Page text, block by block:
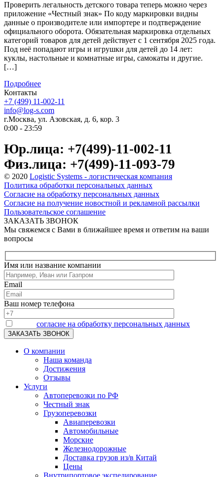
Проверить легальность детского товара теперь можно через
приложение «Честный знак» По коду маркировки видны
данные о производителе или импортере и подтверждение
официального оборота. Обязательная маркировка отдельных
категорий товаров для детей действует с 1 сентября 2025 года.
Под неё попадают игры и игрушки для детей до 14 лет:
куклы, настольные и комнатные игры, самокаты и другие.
[…]
Подробнее
Контакты
+7 (499) 11-002-11
info@log-s.com
г.Москва, ул. Азовская, д. 6, кор. 3
0:00 - 23:59
Юр.лица: +7(499)-11-002-11
Физ.лица: +7(499)-11-093-79
© 2020 Logistic Systems - логистическая компания
Политика обработки персональных данных
Согласие на обработку персональных данных
Согласие на получение новостной и рекламной рассылки
Пользовательское соглашение
ЗАКАЗАТЬ ЗВОНОК
Мы свяжемся с Вами в ближайшее время и ответим на ваши
вопросы
Имя или название компании
Email
Ваш номер телефона
согласие на обработку персональных данных
О компании
Наша команда
Достижения
Отзывы
Услуги
Автоперевозки по РФ
Честный знак
Грузоперевозки
Авиаперевозки
Автомобильные
Морские
Железнодорожные
Доставка грузов из/в Китай
Цены
Внутрипортовое экспедирование